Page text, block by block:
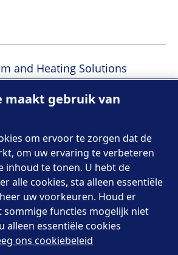
and Heating Solutions
beheren
Atlas Copco Group
maakt gebruik van
om ervoor te zorgen dat de
om uw ervaring te verbeteren
inhoud te tonen. U hebt de
alle cookies, sta alleen essentiële
uw voorkeuren. Houd er
sommige functies mogelijk niet
alleen essentiële cookies
ons cookiebeleid